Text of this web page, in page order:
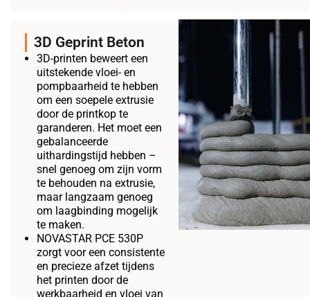
3D Geprint Beton
3D-printen beweert een
uitstekende vloei- en
pompbaarheid te hebben
om een soepele extrusie
door de printkop te
garanderen. Het moet een
gebalanceerde
uithardingstijd hebben –
snel genoeg om zijn vorm
te behouden na extrusie,
maar langzaam genoeg
om laagbinding mogelijk
te maken.
NOVASTAR PCE 530P
zorgt voor een consistente
en precieze afzet tijdens
het printen door de
werkbaarheid en vloei van